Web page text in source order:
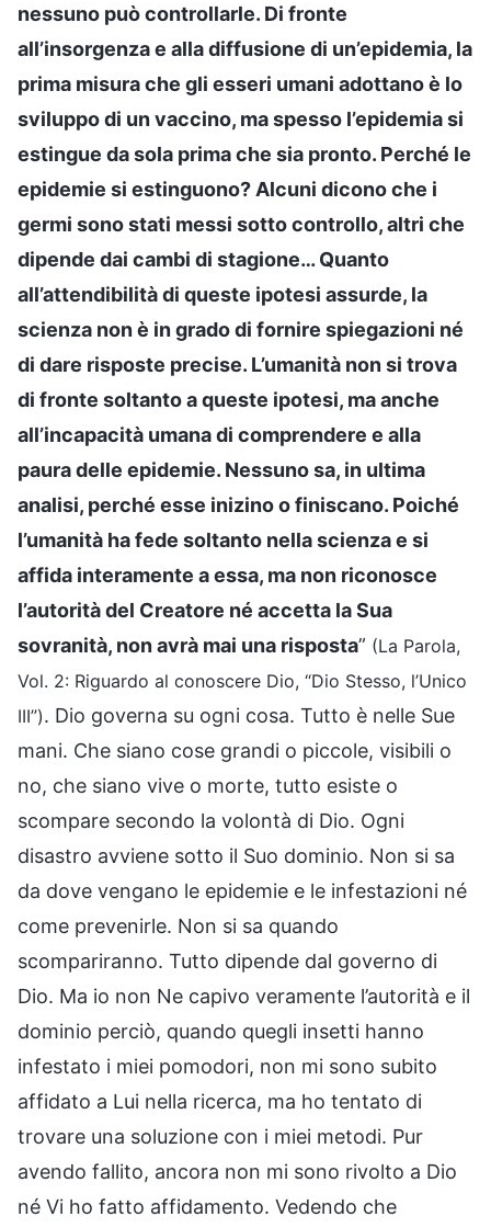
nessuno può controllarle. Di fronte
all’insorgenza e alla diffusione di un’epidemia, la
prima misura che gli esseri umani adottano è lo
sviluppo di un vaccino, ma spesso l’epidemia si
estingue da sola prima che sia pronto. Perché le
epidemie si estinguono? Alcuni dicono che i
germi sono stati messi sotto controllo, altri che
dipende dai cambi di stagione… Quanto
all’attendibilità di queste ipotesi assurde, la
scienza non è in grado di fornire spiegazioni né
di dare risposte precise. L’umanità non si trova
di fronte soltanto a queste ipotesi, ma anche
all’incapacità umana di comprendere e alla
paura delle epidemie. Nessuno sa, in ultima
analisi, perché esse inizino o finiscano. Poiché
l’umanità ha fede soltanto nella scienza e si
affida interamente a essa, ma non riconosce
l’autorità del Creatore né accetta la Sua
sovranità, non avrà mai una risposta” (La Parola,
Vol. 2: Riguardo al conoscere Dio, “Dio Stesso, l’Unico
III”). Dio governa su ogni cosa. Tutto è nelle Sue
mani. Che siano cose grandi o piccole, visibili o
no, che siano vive o morte, tutto esiste o
scompare secondo la volontà di Dio. Ogni
disastro avviene sotto il Suo dominio. Non si sa
da dove vengano le epidemie e le infestazioni né
come prevenirle. Non si sa quando
scompariranno. Tutto dipende dal governo di
Dio. Ma io non Ne capivo veramente l’autorità e il
dominio perciò, quando quegli insetti hanno
infestato i miei pomodori, non mi sono subito
affidato a Lui nella ricerca, ma ho tentato di
trovare una soluzione con i miei metodi. Pur
avendo fallito, ancora non mi sono rivolto a Dio
né Vi ho fatto affidamento. Vedendo che